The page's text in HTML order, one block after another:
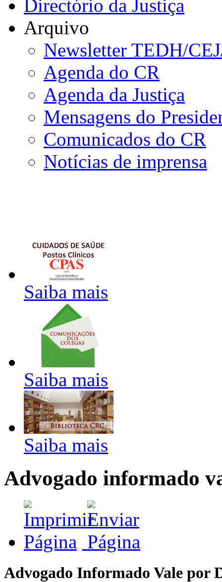
Directório da Justiça
Arquivo
Newsletter TEDH/
Agenda do CR
Agenda da Justiça
Mensagens do
Comunicados do CR
Notícias de imprensa
Saiba mais
Saiba mais
Saiba mais
Advogado informado
Advogado Informado Vale por